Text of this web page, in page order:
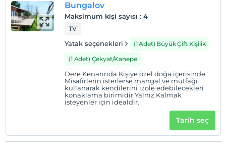
Bungalov
Maksimum kişi sayısı : 4
TV
Yatak seçenekleri
(1 Adet) Büyük Çift Kişilik
(1 Adet) Çekyat/Kanepe
Dere Kenarında Kişiye özel doğa içerisinde
Misafirlerin isterlerse mangal ve mutfağı
kullanarak kendilerini izole edebilecekleri
konaklama birimidir.Yalnız Kalmak
isteyenler için idealdir.
Tarih seç